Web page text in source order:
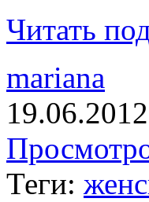
Читать
mariana
19.06.2012
Теги: